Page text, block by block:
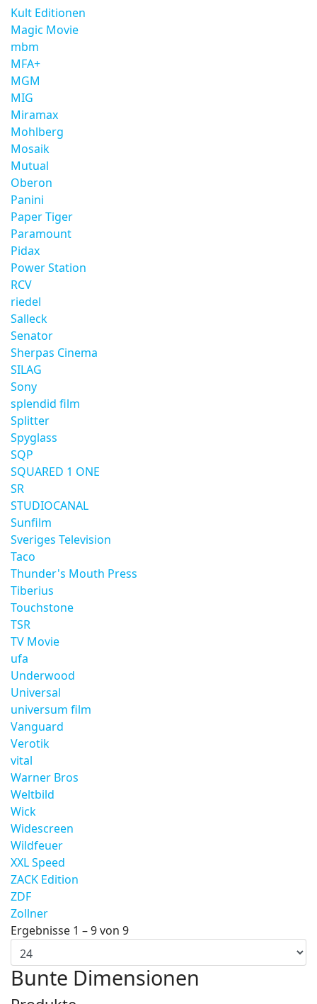
Kult Editionen
Magic Movie
mbm
MFA+
MGM
MIG
Miramax
Mohlberg
Mosaik
Mutual
Oberon
Panini
Paper Tiger
Paramount
Pidax
Power Station
RCV
riedel
Salleck
Senator
Sherpas Cinema
SILAG
Sony
splendid film
Splitter
Spyglass
SQP
SQUARED 1 ONE
SR
STUDIOCANAL
Sunfilm
Sveriges Television
Taco
Thunder's Mouth Press
Tiberius
Touchstone
TSR
TV Movie
ufa
Underwood
Universal
universum film
Vanguard
Verotik
vital
Warner Bros
Weltbild
Wick
Widescreen
Wildfeuer
XXL Speed
ZACK Edition
ZDF
Zollner
Ergebnisse 1 – 9 von 9
Bunte Dimensionen